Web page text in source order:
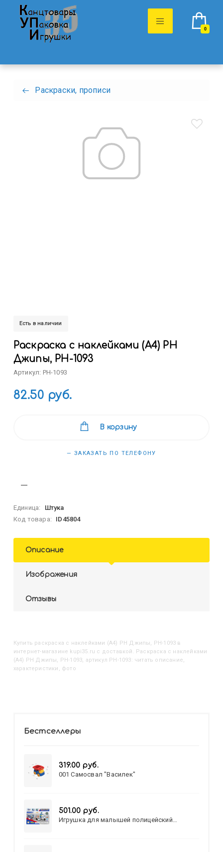
0
Раскраски, прописи
Есть в наличии
Раскраска с наклейками (А4) РН
Джипы, РН-1093
Артикул: РН-1093
82.50 руб.
В корзину
— ЗАКАЗАТЬ ПО ТЕЛЕФОНУ
Единица:
Штука
Код товара:
ID45804
Описание
Изображения
Отзывы
Купить Раскраска с наклейками (А4) РН Джипы, РН-1093 в
интернет-магазине kupi35.ru с доставкой. Раскраска с наклейками
(А4) РН Джипы, РН-1093, артикул РН-1093: читать описание,
характеристики, фото
Бестселлеры
319.00 руб.
001 Самосвал "Василек"
501.00 руб.
Игрушка для малышей полицейский